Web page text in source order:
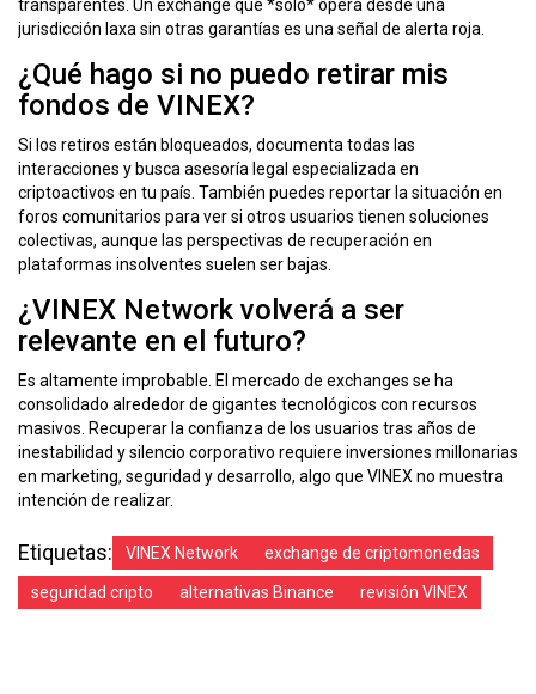
transparentes. Un exchange que *solo* opera desde una
jurisdicción laxa sin otras garantías es una señal de alerta roja.
¿Qué hago si no puedo retirar mis
fondos de VINEX?
Si los retiros están bloqueados, documenta todas las
interacciones y busca asesoría legal especializada en
criptoactivos en tu país. También puedes reportar la situación en
foros comunitarios para ver si otros usuarios tienen soluciones
colectivas, aunque las perspectivas de recuperación en
plataformas insolventes suelen ser bajas.
¿VINEX Network volverá a ser
relevante en el futuro?
Es altamente improbable. El mercado de exchanges se ha
consolidado alrededor de gigantes tecnológicos con recursos
masivos. Recuperar la confianza de los usuarios tras años de
inestabilidad y silencio corporativo requiere inversiones millonarias
en marketing, seguridad y desarrollo, algo que VINEX no muestra
intención de realizar.
Etiquetas: VINEX Network exchange de criptomonedas
seguridad cripto alternativas Binance revisión VINEX